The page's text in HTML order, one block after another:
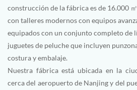
construcción de la fábrica es de 16.000
con talleres modernos con equipos
equipados con un conjunto completo de
juguetes de peluche que incluyen
costura y embalaje.
Nuestra fábrica está ubicada en la
cerca del aeropuerto de Nanjing y del